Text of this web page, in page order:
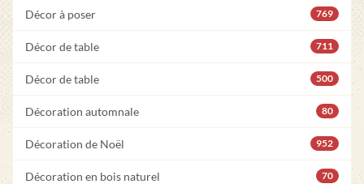
Décor à poser 769
Décor de table 711
Décor de table 500
Décoration automnale 80
Décoration de Noël 952
Décoration en bois naturel 70